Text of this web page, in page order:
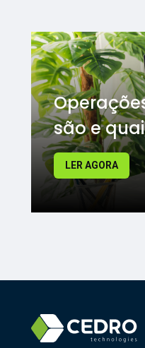
são e
LER AGORA